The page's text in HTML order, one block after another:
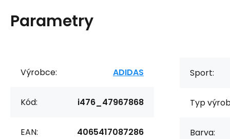
Parametry
Výrobce: ADIDAS
Kód: i476_47967868
EAN: 4065417087286
Sport:
Typ
Barva: